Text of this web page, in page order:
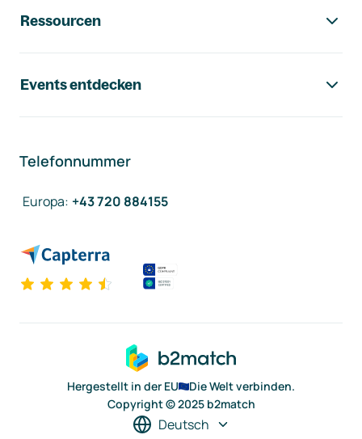
Ressourcen
Events entdecken
Telefonnummer
Europa: +43 720 884155
Hergestellt in der EU
Die Welt verbinden.
Copyright © 2025 b2match
Deutsch